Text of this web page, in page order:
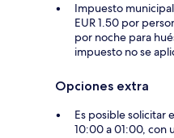
Impuesto
EUR 1.50 por
por noche para
impuesto no se
Opciones extra
Es posible solicitar
10:00 a 01:00, con